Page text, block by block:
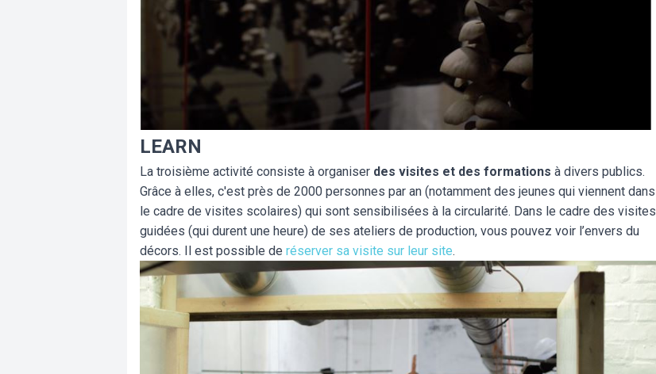
LEARN
La troisième activité consiste à organiser des visites et des formations à divers publics.
Grâce à elles, c'est près de 2000 personnes par an (notamment des jeunes qui viennent dans
le cadre de visites scolaires) qui sont sensibilisées à la circularité. Dans le cadre des visites
guidées (qui durent une heure) de ses ateliers de production, vous pouvez voir l’envers du
décors. Il est possible de réserver sa visite sur leur site.